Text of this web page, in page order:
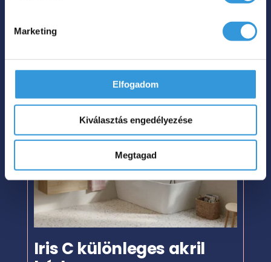
Marketing
Elfogadom
Kiválasztás engedélyezése
Megtagad
415 000
Iris C különleges akril